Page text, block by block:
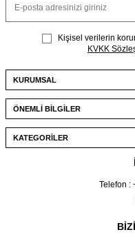
Kişisel verilerin
KVKK
KURUMSAL
ÖNEMLİ BİLGİLER
KATEGORİLER
Telefon :